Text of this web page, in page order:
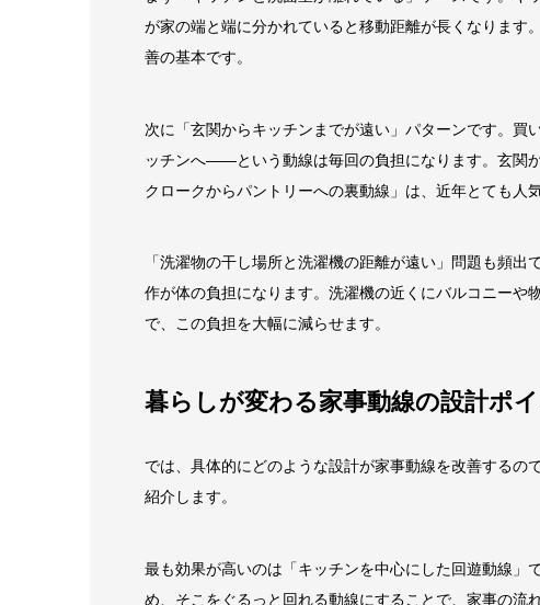
が家の端と端に分かれていると移動距離が長くなります
善の基本です。
次に「玄関からキッチンまでが遠い」パターンです。買
ッチンへ——という動線は毎回の負担になります。玄関
クロークからパントリーへの裏動線」は、近年とても人
「洗濯物の干し場所と洗濯機の距離が遠い」問題も頻
作が体の負担になります。洗濯機の近くにバルコニーや
で、この負担を大幅に減らせます。
暮らしが変わる家事動線の設計ポ
では、具体的にどのような設計が家事動線を改善する
紹介します。
最も効果が高いのは「キッチンを中心にした回遊動線」
め、そこをぐるっと回れる動線にすることで、家事の流